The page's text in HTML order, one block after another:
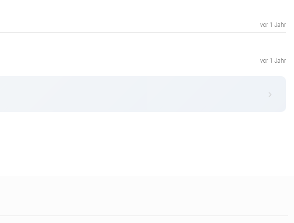
vor 1 Jahr
vor 1 Jahr